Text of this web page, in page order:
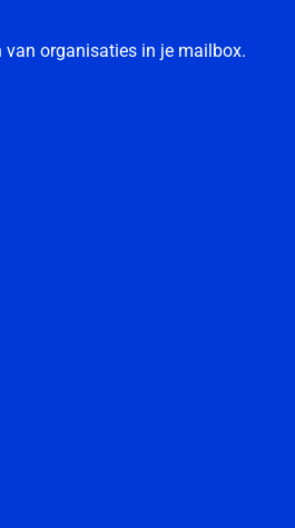
van organisaties in je mailbox.